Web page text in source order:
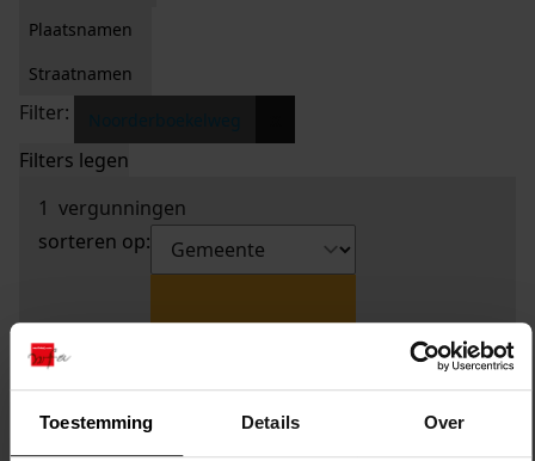
Toestemming Details Over
Plaatsnamen
Straatnamen
Filter:
Filters legen
1 vergunningen
sorteren op: